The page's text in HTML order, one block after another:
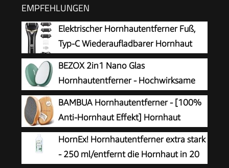
EMPFEHLUNGEN
Elektrischer Hornhautentferner Fuß,
Typ-C Wiederaufladbarer Hornhaut
Entferner mit 3 Rollenköpfen, Pediküre
Werkzeug zur Entfernung von harter und
abgestorbener Haut
BEZOX 2in1 Nano Glas
Hornhautentferner - Hochwirksame
Hornhautfeile für samtweiche Füsse -
Professionelle Fußpflege sicher & schnell Zur
Hornhautentfernung auf nassen und trockenen
Füßen
BAMBUA Hornhautentferner - [100%
Anti-Hornhaut Effekt] Hornhaut
Entfernen Fuß - Zur Fußpflege für
schöne Füße - Effektives Nano Glas -
Professionelle Pediküre - Premium Bimsstein
HornEx! Hornhautentferner extra stark
- 250 ml/entfernt die Hornhaut in 20